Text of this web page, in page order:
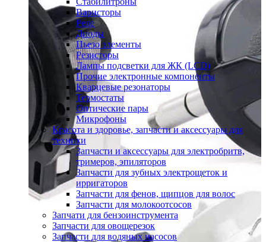
Варисторы
Реле
Диоды
Пьезо элементы
Резисторы
Лампы подсветки для ЖК (LCD)
Прочие электронные компоненты
Кварцевые резонаторы
Термостаты
Оптические пары
Микрофоны
Красота и здоровье, запчасти и аксессуары для
техники
Запчасти и аксессуары для электробритв,
тримеров, эпиляторов
Запчасти для зубных электрощеток и
ирригаторов
Запчасти для фенов, щипцов для волос
Запчасти для молокоотсосов
Запчати для бензоинструмента
Запчасти для овощерезок
Запчасти для водяных насосов